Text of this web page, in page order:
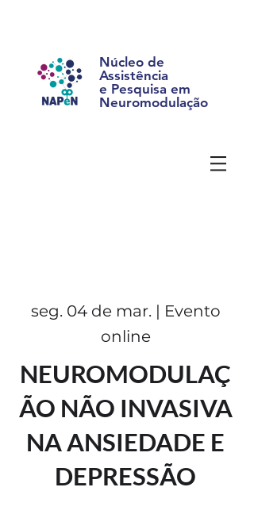
Núcleo de
Assistência
e Pesquisa em
Neuromodulação
seg. 04 de mar. | Evento
online
NEUROMODULAÇ
ÃO NÃO INVASIVA
NA ANSIEDADE E
DEPRESSÃO